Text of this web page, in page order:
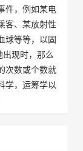
件，例如某电
客、某放射性
球等等，以固
现时，那么
次数或个数就
学，运筹学以